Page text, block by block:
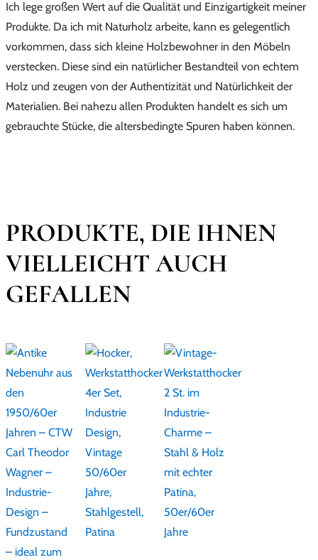
Ich lege großen Wert auf die Qualität und Einzigartigkeit meiner
Produkte. Da ich mit Naturholz arbeite, kann es gelegentlich
vorkommen, dass sich kleine Holzbewohner in den Möbeln
verstecken. Diese sind ein natürlicher Bestandteil von echtem
Holz und zeugen von der Authentizität und Natürlichkeit der
Materialien. Bei nahezu allen Produkten handelt es sich um
gebrauchte Stücke, die altersbedingte Spuren haben können.
PRODUKTE, DIE IHNEN
VIELLEICHT AUCH
GEFALLEN